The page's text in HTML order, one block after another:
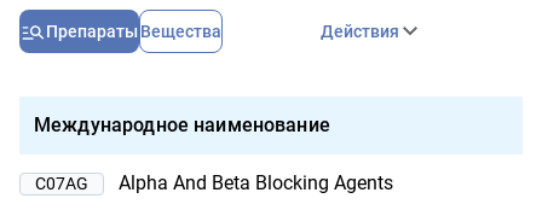
Препараты Вещества Действия
Международное наименование
C07AG Alpha And Beta Blocking Agents